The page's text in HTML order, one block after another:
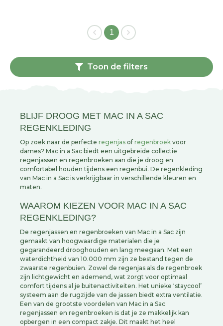
1
Toon de filters
BLIJF DROOG MET MAC IN A SAC
REGENKLEDING
Op zoek naar de perfecte regenjas of regenbroek voor
dames? Mac in a Sac biedt een uitgebreide collectie
regenjassen en regenbroeken aan die je droog en
comfortabel houden tijdens een regenbui. De regenkleding
van Mac in a Sac is verkrijgbaar in verschillende kleuren en
maten.
WAAROM KIEZEN VOOR MAC IN A SAC
REGENKLEDING?
De regenjassen en regenbroeken van Mac in a Sac zijn
gemaakt van hoogwaardige materialen die je
gegarandeerd drooghouden en lang meegaan. Met een
waterdichtheid van 10.000 mm zijn ze bestand tegen de
zwaarste regenbuien. Zowel de regenjas als de regenbroek
zijn lichtgewicht en ademend, wat zorgt voor optimaal
comfort tijdens al je buitenactiviteiten. Het unieke ‘staycool’
systeem aan de rugzijde van de jassen biedt extra ventilatie.
Een van de grootste voordelen van Mac in a Sac
regenjassen en regenbroeken is dat je ze makkelijk kan
opbergen in een compact zakje. Dit maakt het heel